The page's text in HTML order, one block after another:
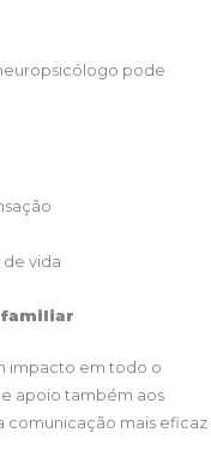
pode
de vida
familiar
impacto em todo o
apoio também aos
comunicação mais eficaz